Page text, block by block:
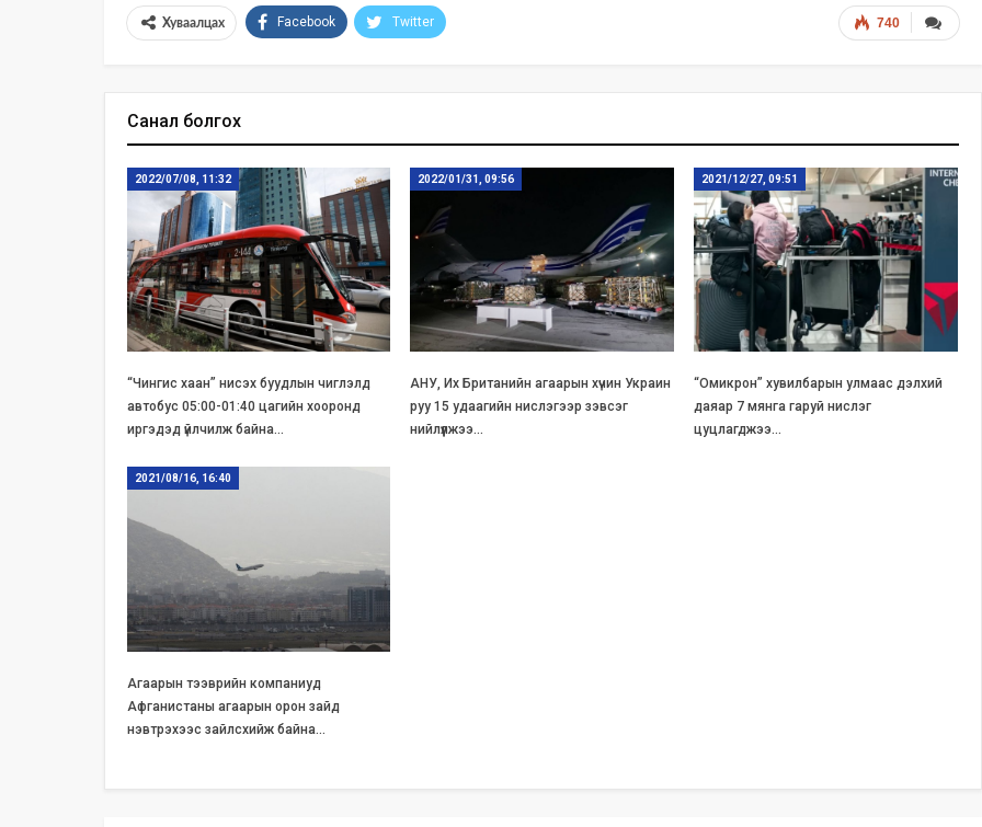
740
Хуваалцах Facebook Twitter
Санал болгох
2022/07/08, 11:32
“Чингис хаан” нисэх буудлын чиглэлд
автобус 05:00-01:40 цагийн хооронд
иргэдэд үйлчилж байна…
2022/01/31, 09:56
АНУ, Их Британийн агаарын хүчин Украин
руу 15 удаагийн нислэгээр зэвсэг
нийлүүлжээ…
2021/12/27, 09:51
“Омикрон” хувилбарын улмаас дэлхий
даяар 7 мянга гаруй нислэг
цуцлагджээ…
2021/08/16, 16:40
Агаарын тээврийн компаниуд
Афганистаны агаарын орон зайд
нэвтрэхээс зайлсхийж байна…